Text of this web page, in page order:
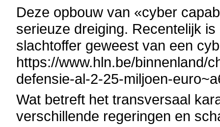
Deze opbouw van «cyber
serieuze dreiging. Recentelijk
slachtoffer geweest van een
https://www.hln.be/binnenland/
defensie-al-2-25-miljoen-
Wat betreft het transversaal
verschillende regeringen en